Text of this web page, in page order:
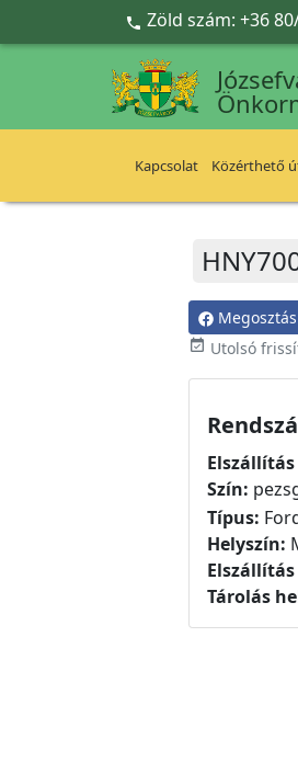
Ugrás a fő tartalomra
 Zöld szám: +36
Kapcsolat Közérthető
event_available Utolsó
Szín:
Típus:
Helyszín:
Tárolás